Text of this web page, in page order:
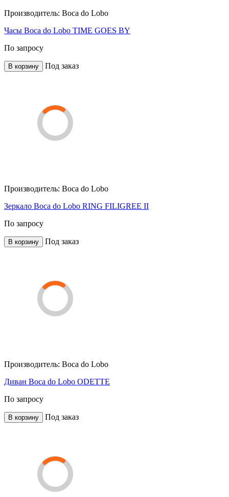
Производитель: Boca do Lobo
Часы Boca do Lobo TIME GOES BY
По запросу
В корзину Под заказ
Производитель: Boca do Lobo
Зеркало Boca do Lobo RING FILIGREE II
По запросу
В корзину Под заказ
Производитель: Boca do Lobo
Диван Boca do Lobo ODETTE
По запросу
В корзину Под заказ